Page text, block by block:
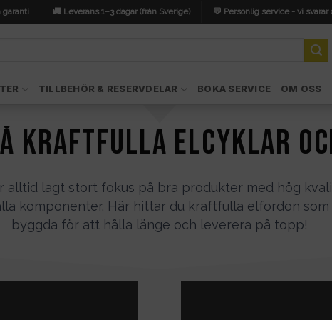
garanti 🚚 Leverans 1–3 dagar (från Sverige) 💬 Personlig service - vi svarar
TILLBEHÖR & RESERVDELAR BOKA SERVICE OM OSS
kraftfulla elcyklar
alltid lagt stort fokus på bra produkter med hög
komponenter. Här hittar du kraftfulla elfordon som
byggda för att hålla länge och leverera på topp!